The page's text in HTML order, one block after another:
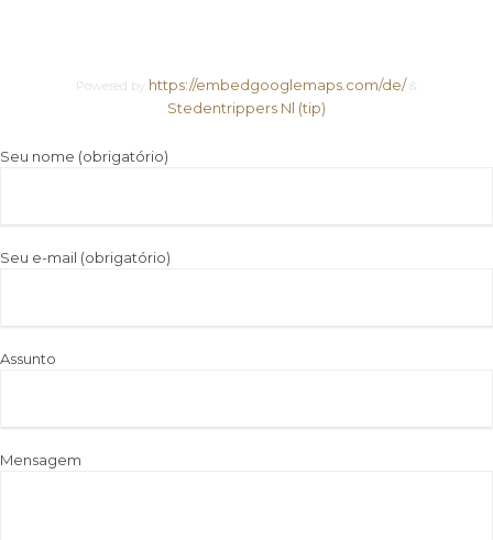
Powered by https://embedgooglemaps.com/de/&
Stedentrippers Nl (tip)
Seu nome (obrigatório)
Seu e-mail (obrigatório)
Assunto
Mensagem